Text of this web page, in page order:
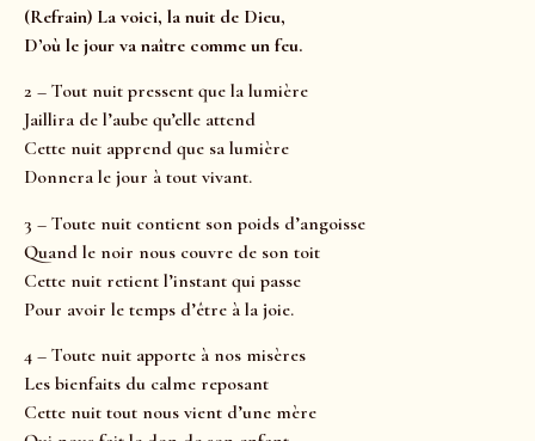
(Refrain) La voici, la nuit de Dieu,
D’où le jour va naître comme un feu.
2 – Tout nuit pressent que la lumière
Jaillira de l’aube qu’elle attend
Cette nuit apprend que sa lumière
Donnera le jour à tout vivant.
3 – Toute nuit contient son poids d’angoisse
Quand le noir nous couvre de son toit
Cette nuit retient l’instant qui passe
Pour avoir le temps d’être à la joie.
4 – Toute nuit apporte à nos misères
Les bienfaits du calme reposant
Cette nuit tout nous vient d’une mère